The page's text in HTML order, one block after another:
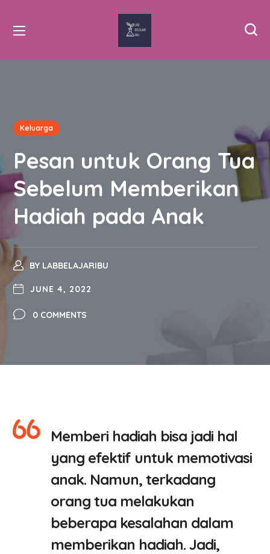
Keluarga
Pesan untuk Orang Tua
Sebelum Memberikan
Hadiah pada Anak
BY LABBELAJARIBU
JUNE 4, 2022
0 COMMENTS
Memberi hadiah bisa jadi hal
yang efektif untuk memotivasi
anak. Namun, terkadang
orang tua melakukan
beberapa kesalahan dalam
memberikan hadiah. Jadi,